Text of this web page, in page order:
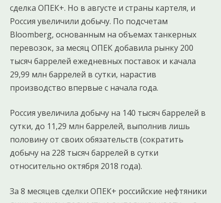
сделка ОПЕК+. Но в августе и страны картеля, и
Россия увеличили добычу. По подсчетам
Bloomberg, основанным на объемах танкерных
перевозок, за месяц ОПЕК добавила рынку 200
тысяч баррелей ежедневных поставок и качала
29,99 млн баррелей в сутки, нарастив
производство впервые с начала года.
Россия увеличила добычу на 140 тысяч баррелей в
сутки, до 11,29 млн баррелей, выполнив лишь
половину от своих обязательств (сократить
добычу на 228 тысяч баррелей в сутки
относительно октября 2018 года).
За 8 месяцев сделки ОПЕК+ российские нефтяники